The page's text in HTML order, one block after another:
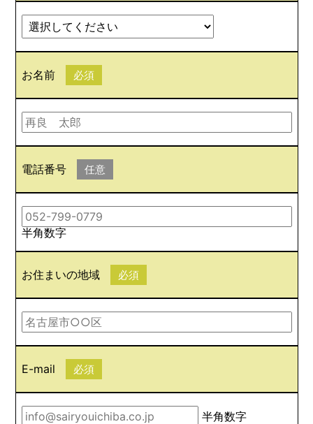
お名前 必須
電話番号 任意
半角数字
お住まいの地域 必須
E-mail 必須
半角数字